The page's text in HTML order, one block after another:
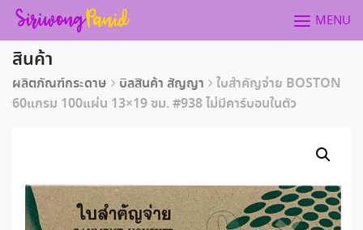
Skip
content
MENU
สินค้า
ผลิตภัณฑ์กระดาษ บิลสินค้า สัญญา
ใบสำคัญจ่าย BOSTON
60แกรม 100แผ่น 13×19 ซม. #938 ไม่มีคาร์บอนในตัว